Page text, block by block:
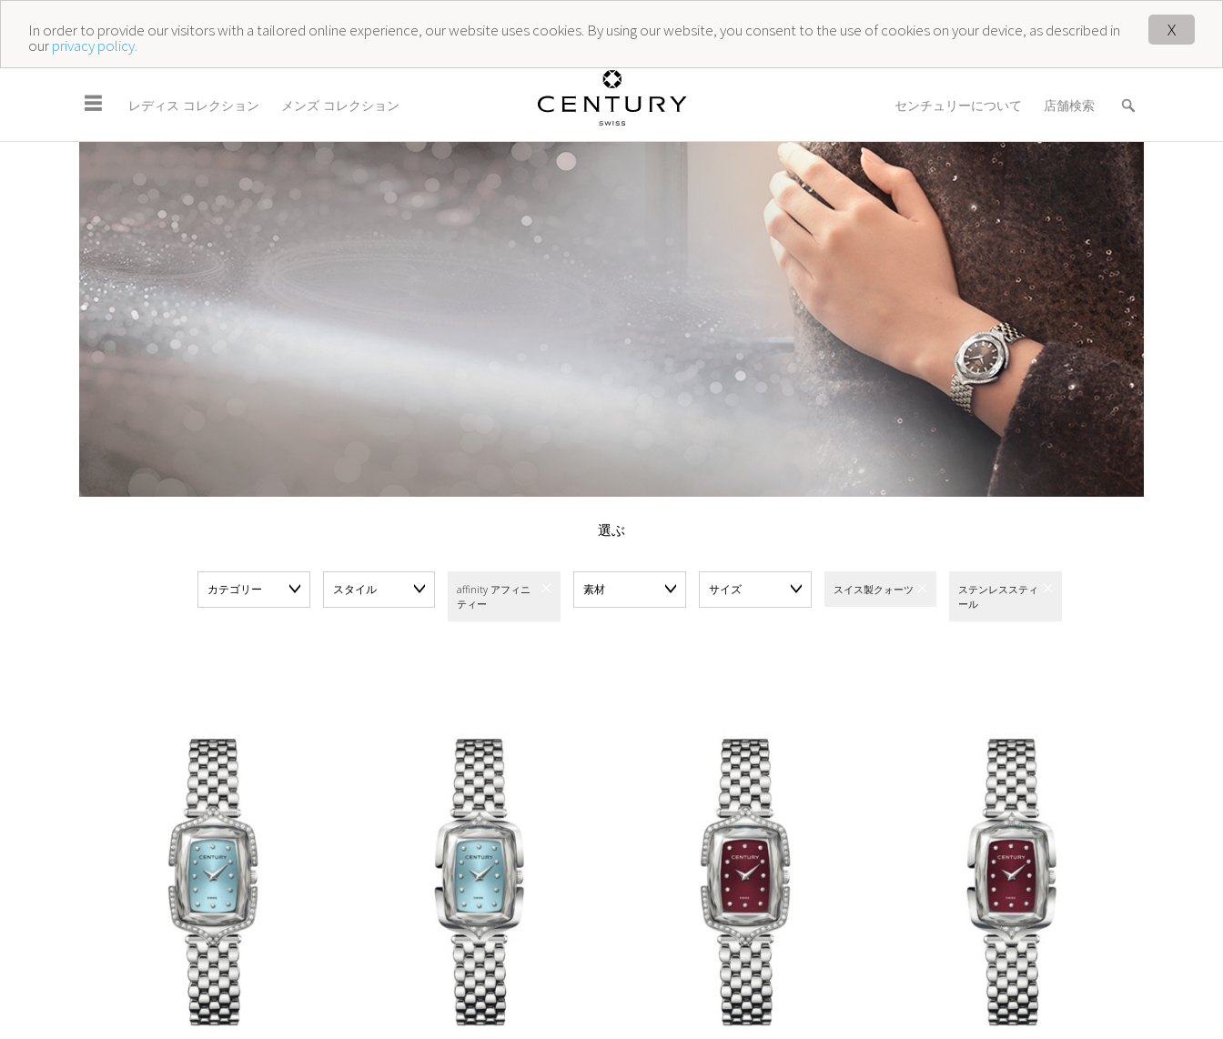
X
In order to provide our visitors with a tailored online experience, our website uses cookies. By using our website, you consent to the use of cookies on your device, as described in
ourprivacy policy.
☰ レディス コレクション メンズ コレクション センチュリーについて 店舗検索
選ぶ
カテゴリー スタイル
affinity アフィニ
ティー
素材 サイズ スイス製クォーツ
ステンレススティ
ール